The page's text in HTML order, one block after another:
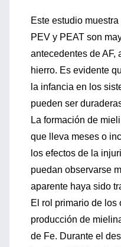
Este estudio
PEV y PEAT son
antecedentes de AF,
hierro. Es evidente
la infancia en los
pueden ser
La formación de
que lleva meses o
los efectos de la
puedan observarse
aparente haya sido
El rol primario de los
producción de
de Fe. Durante el